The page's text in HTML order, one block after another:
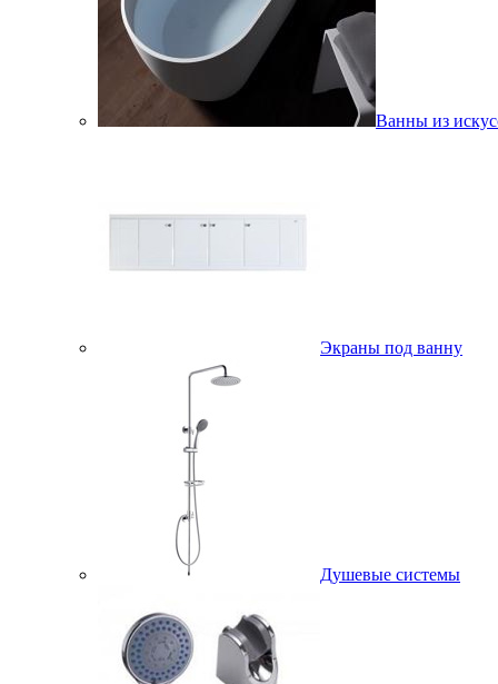
Ванны из
Экраны под ванну
Душевые системы